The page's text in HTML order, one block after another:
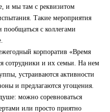
и мы там с реквизитом
Такие мероприятия
пообщаться с коллегами
корпоратив «Время
сотрудники и их семьи. На нем
устраиваются активности
и предлагаются угощения.
можно соревноваться
или просто приятно